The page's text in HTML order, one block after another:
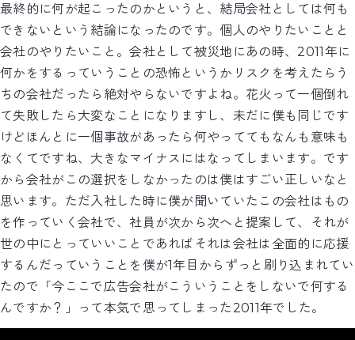
最終的に何が起こったのかというと、結局会社としては何も
できないという結論になったのです。個人のやりたいことと
会社のやりたいこと。会社として被災地にあの時、2011年に
何かをするっていうことの恐怖というかリスクを考えたらう
ちの会社だったら絶対やらないですよね。花火って一個倒れ
て失敗したら大変なことになりますし、未だに僕も同じです
けどほんとに一個事故があったら何やっててもなんも意味も
なくてですね、大きなマイナスにはなってしまいます。です
から会社がこの選択をしなかったのは僕はすごい正しいなと
思います。ただ入社した時に僕が聞いていたこの会社はもの
を作っていく会社で、社員が次から次へと提案して、それが
世の中にとっていいことであればそれは会社は全面的に応援
するんだっていうことを僕が1年目からずっと刷り込まれてい
たので「今ここで広告会社がこういうことをしないで何する
んですか？」って本気で思ってしまった2011年でした。